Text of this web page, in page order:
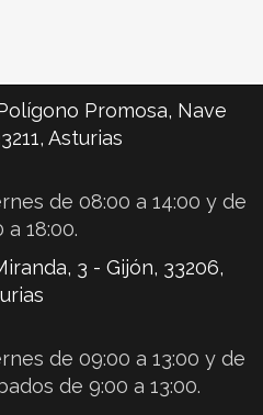
Promosa, Nave
Asturias
de 08:00 a 14:00 y de
a 18:00.
3 - Gijón, 33206,
de 09:00 a 13:00 y de
de 9:00 a 13:00.